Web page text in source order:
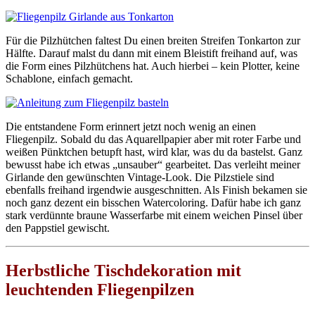
Für die Pilzhütchen faltest Du einen breiten Streifen Tonkarton zur
Hälfte. Darauf malst du dann mit einem Bleistift freihand auf, was
die Form eines Pilzhütchens hat. Auch hierbei – kein Plotter, keine
Schablone, einfach gemacht.
Die entstandene Form erinnert jetzt noch wenig an einen
Fliegenpilz. Sobald du das Aquarellpapier aber mit roter Farbe und
weißen Pünktchen betupft hast, wird klar, was du da bastelst. Ganz
bewusst habe ich etwas „unsauber“ gearbeitet. Das verleiht meiner
Girlande den gewünschten Vintage-Look. Die Pilzstiele sind
ebenfalls freihand irgendwie ausgeschnitten. Als Finish bekamen sie
noch ganz dezent ein bisschen Watercoloring. Dafür habe ich ganz
stark verdünnte braune Wasserfarbe mit einem weichen Pinsel über
den Pappstiel gewischt.
Herbstliche Tischdekoration mit
leuchtenden Fliegenpilzen